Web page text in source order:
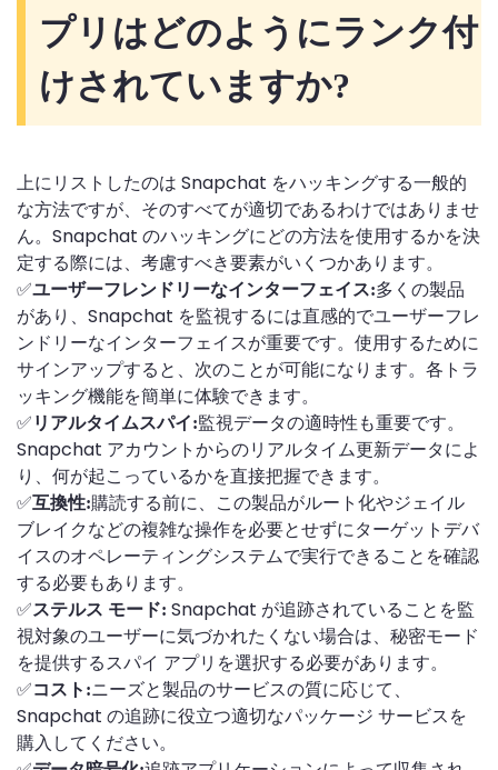
プリはどのようにランク付
けされていますか?
上にリストしたのは Snapchat をハッキングする一般的
な方法ですが、そのすべてが適切であるわけではありませ
ん。Snapchat のハッキングにどの方法を使用するかを決
定する際には、考慮すべき要素がいくつかあります。
✅ユーザーフレンドリーなインターフェイス:多くの製品
があり、Snapchat を監視するには直感的でユーザーフレ
ンドリーなインターフェイスが重要です。使用するために
サインアップすると、次のことが可能になります。各トラ
ッキング機能を簡単に体験できます。
✅ リアルタイムスパイ:監視データの適時性も重要です。
Snapchat アカウントからのリアルタイム更新データによ
り、何が起こっているかを直接把握できます。
✅互換性:購読する前に、この製品がルート化やジェイル
ブレイクなどの複雑な操作を必要とせずにターゲットデバ
イスのオペレーティングシステムで実行できることを確認
する必要もあります。
✅ステルス モード: Snapchat が追跡されていることを監
視対象のユーザーに気づかれたくない場合は、秘密モード
を提供するスパイ アプリを選択する必要があります。
✅コスト:ニーズと製品のサービスの質に応じて、
Snapchat の追跡に役立つ適切なパッケージ サービスを
購入してください。